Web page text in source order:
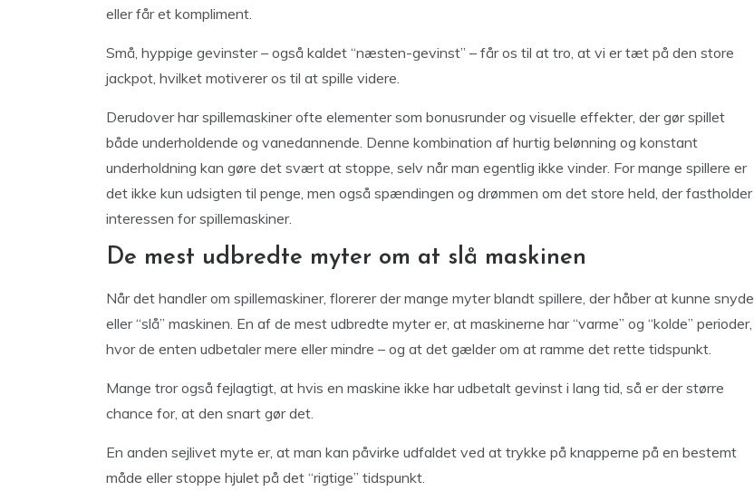
eller får et kompliment.
Små, hyppige gevinster – også kaldet “næsten-gevinst” – får os til at tro, at vi er tæt på den store
jackpot, hvilket motiverer os til at spille videre.
Derudover har spillemaskiner ofte elementer som bonusrunder og visuelle effekter, der gør spillet
både underholdende og vanedannende. Denne kombination af hurtig belønning og konstant
underholdning kan gøre det svært at stoppe, selv når man egentlig ikke vinder. For mange spillere er
det ikke kun udsigten til penge, men også spændingen og drømmen om det store held, der fastholder
interessen for spillemaskiner.
De mest udbredte myter om at slå maskinen
Når det handler om spillemaskiner, florerer der mange myter blandt spillere, der håber at kunne snyde
eller “slå” maskinen. En af de mest udbredte myter er, at maskinerne har “varme” og “kolde” perioder,
hvor de enten udbetaler mere eller mindre – og at det gælder om at ramme det rette tidspunkt.
Mange tror også fejlagtigt, at hvis en maskine ikke har udbetalt gevinst i lang tid, så er der større
chance for, at den snart gør det.
En anden sejlivet myte er, at man kan påvirke udfaldet ved at trykke på knapperne på en bestemt
måde eller stoppe hjulet på det “rigtige” tidspunkt.